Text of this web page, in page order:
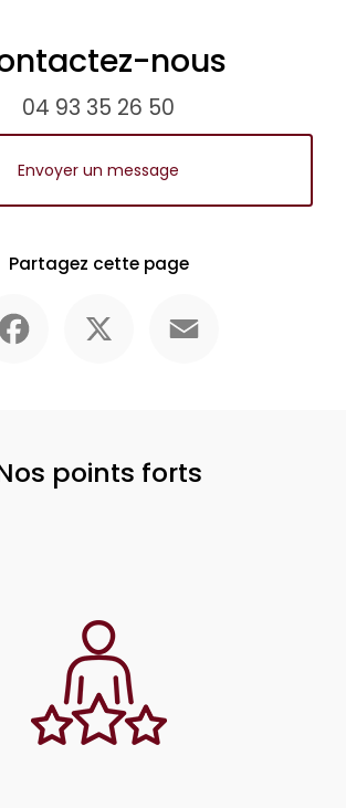
nous
04 93 35 26 50
Envoyer un message
Partagez cette page
points forts